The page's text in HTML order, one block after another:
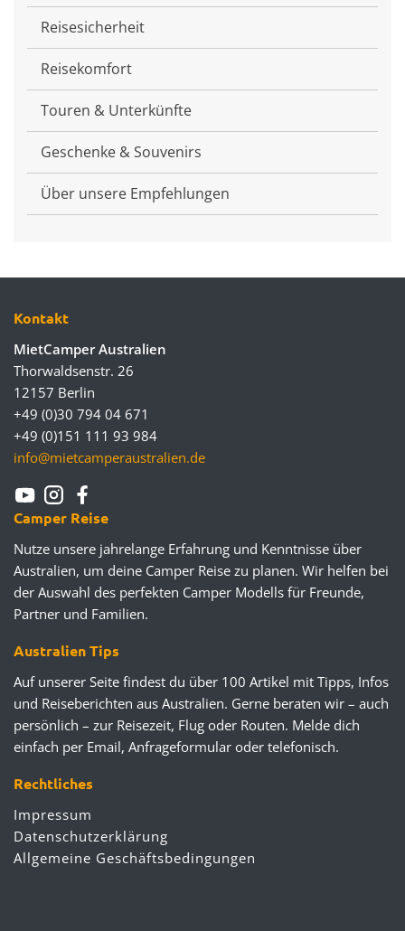
Reisesicherheit
Reisekomfort
Touren & Unterkünfte
Geschenke & Souvenirs
Über unsere Empfehlungen
Kontakt
MietCamper Australien
Thorwaldsenstr. 26
12157 Berlin
+49 (0)30 794 04 671
+49 (0)151 111 93 984
info@mietcamperaustralien.de
Camper Reise
Nutze unsere jahrelange Erfahrung und Kenntnisse über
Australien, um deine Camper Reise zu planen. Wir helfen bei
der Auswahl des perfekten Camper Modells für Freunde,
Partner und Familien.
Australien Tips
Auf unserer Seite findest du über 100 Artikel mit Tipps, Infos
und Reiseberichten aus Australien. Gerne beraten wir – auch
persönlich – zur Reisezeit, Flug oder Routen. Melde dich
einfach per Email, Anfrageformular oder telefonisch.
Rechtliches
Impressum
Datenschutzerklärung
Allgemeine Geschäftsbedingungen